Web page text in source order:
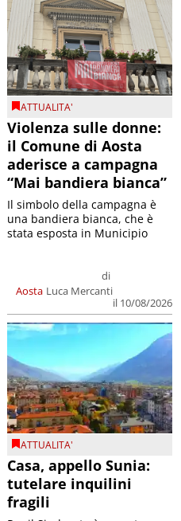
ATTUALITA'
Violenza sulle donne:
il Comune di Aosta
aderisce a campagna
“Mai bandiera bianca”
Aosta
di
Luca Mercanti
il 10/08/2026
Il simbolo della campagna è
una bandiera bianca, che è
stata esposta in Municipio
ATTUALITA'
Casa, appello Sunia:
tutelare inquilini
fragili